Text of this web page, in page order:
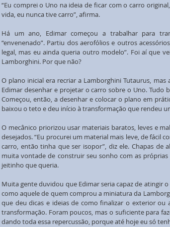
“Eu comprei o Uno na ideia de ficar com o carro
vida, eu nunca tive carro”, afirma.
Há um ano, Edimar começou a trabalhar para
“envenenado”. Partiu dos aerofólios e outros
legal, mas eu ainda queria outro modelo”. Foi aí que
Lamborghini. Por que não?
O plano inicial era recriar a Lamborghini Tutaurus,
Edimar desenhar e projetar o carro sobre o Uno. Tudo
Começou, então, a desenhar e colocar o plano em
baixou o teto e deu início à transformação que rendeu
O mecânico priorizou usar materiais baratos, leves e
desejados. “Eu procurei um material mais leve, de fácil
carro, então tinha que ser isopor”, diz ele. Chapas de
muita vontade de construir seu sonho com as
jeitinho que queria.
Muita gente duvidou que Edimar seria capaz de atingir
como aquele de quem comprou a miniatura da
que deu dicas e ideias de como finalizar o exterior
transformação. Foram poucos, mas o suficiente para
dando toda essa repercussão, porque até hoje eu só